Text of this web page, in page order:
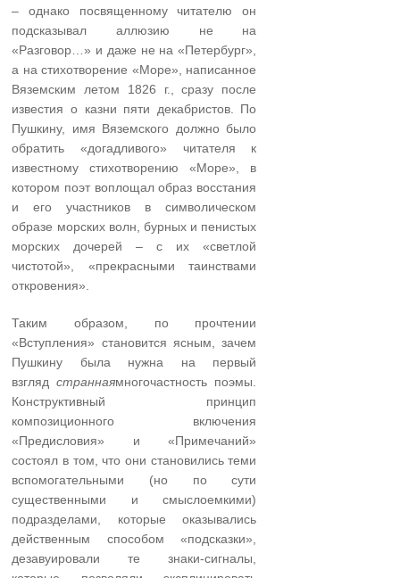
– однако посвященному читателю он
подсказывал аллюзию не на
«Разговор…» и даже не на «Петербург»,
а на стихотворение «Море», написанное
Вяземским летом 1826 г., сразу после
известия о казни пяти декабристов. По
Пушкину, имя Вяземского должно было
обратить «догадливого» читателя к
известному стихотворению «Море», в
котором поэт воплощал образ восстания
и его участников в символическом
образе морских волн, бурных и пенистых
морских дочерей – с их «светлой
чистотой», «прекрасными таинствами
откровения».
Таким образом, по прочтении
«Вступления» становится ясным, зачем
Пушкину была нужна на первый
взглядстраннаямногочастность поэмы.
Конструктивный принцип
композиционного включения
«Предисловия» и «Примечаний»
состоял в том, что они становились теми
вспомогательными (но по сути
существенными и смыслоемкими)
подразделами, которые оказывались
действенным способом «подсказки»,
дезавуировали те знаки-сигналы,